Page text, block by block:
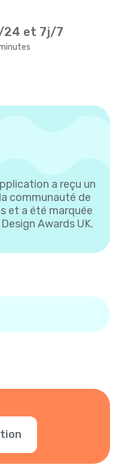
24 et 7j/7
a reçu un
communauté de
et a été marquée
Awards UK.